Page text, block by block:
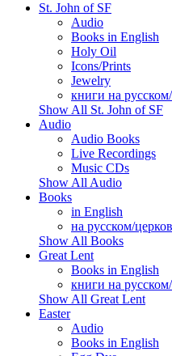
St. John of SF
Audio
Books in English
Holy Oil
Icons/Prints
Jewelry
книги на
Show All St. John of SF
Audio
Audio Books
Live Recordings
Music CDs
Show All Audio
Books
in English
на русском/
Show All Books
Great Lent
Books in English
книги на
Show All Great Lent
Easter
Audio
Books in English